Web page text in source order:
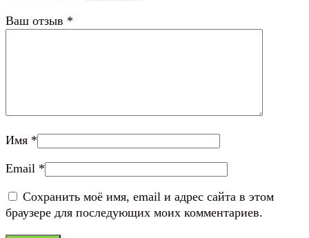
Ваш отзыв *
Имя *
Email *
Сохранить моё имя, email и адрес сайта в этом
браузере для последующих моих комментариев.